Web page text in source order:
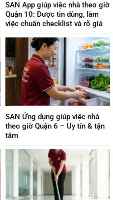
SAN App giúp việc nhà theo giờ
Quận 10: Được tin dùng, làm
việc chuẩn checklist và rõ giá
SAN Ứng dụng giúp việc nhà
theo giờ Quận 6 – Uy tín & tận
tâm